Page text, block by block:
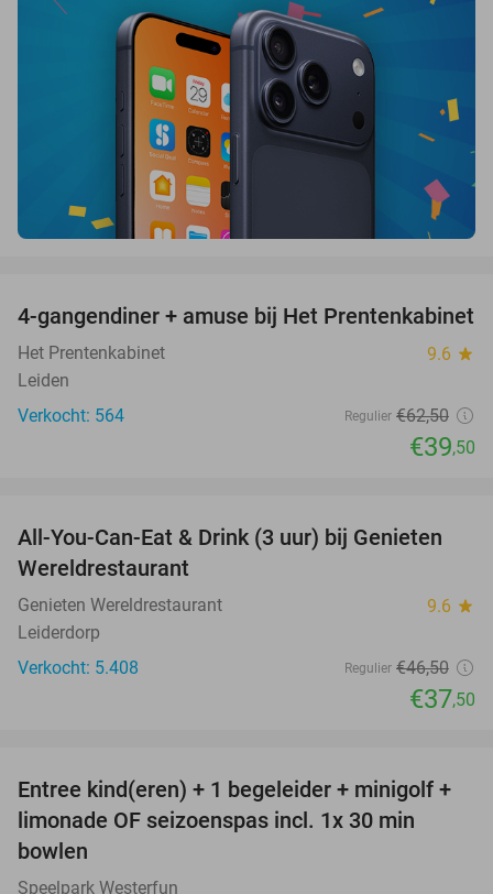
37%
4-gangendiner + amuse bij Het Prentenkabinet
Het Prentenkabinet 9.6 star
Leiden
Verkocht: 564
Regulier €62,50
€39,50
19%
All-You-Can-Eat & Drink (3 uur) bij Genieten
Wereldrestaurant
Genieten Wereldrestaurant 9.6 star
Leiderdorp
Verkocht: 5.408
Regulier €46,50
€37,50
40%
TODAY
Entree kind(eren) + 1 begeleider + minigolf +
limonade OF seizoenspas incl. 1x 30 min
bowlen
Speelpark Westerfun